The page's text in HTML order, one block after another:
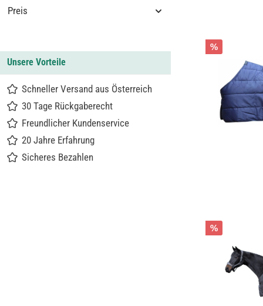
Preis
Unsere Vorteile
Schneller Versand aus Österreich
30 Tage Rückgaberecht
Freundlicher Kundenservice
20 Jahre Erfahrung
Sicheres Bezahlen
%
%